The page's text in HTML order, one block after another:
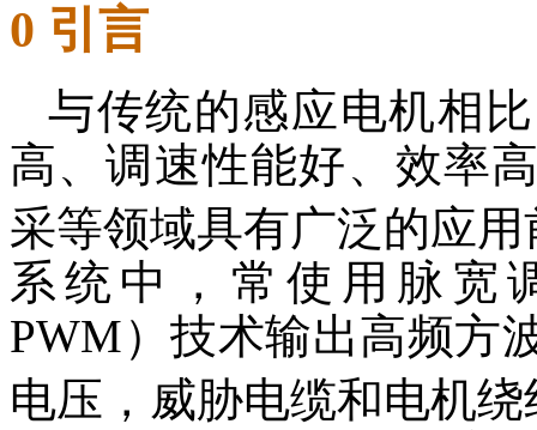
0 引言
与传统的感应电机相
高、调速性能好、效率
采等领域具有广泛的应用
系统中，常使用脉宽
PWM）技术输出高频方
电压，威胁电缆和电机